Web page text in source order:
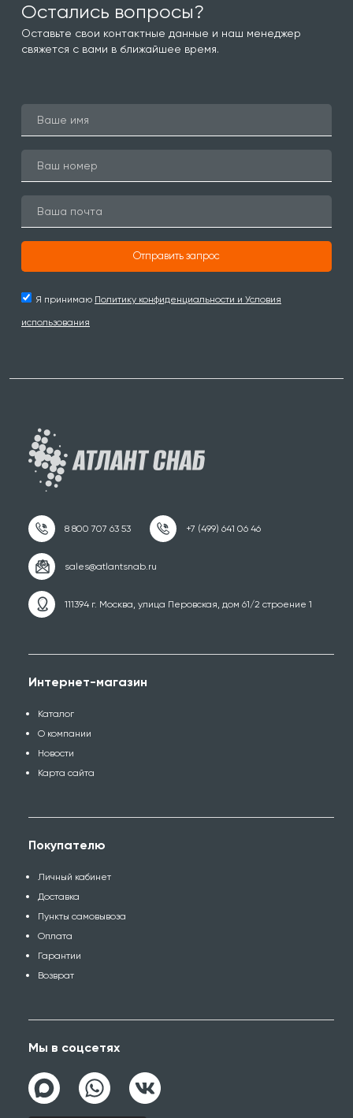
Остались вопросы?
Оставьте свои контактные данные и наш менеджер
свяжется с вами в ближайшее время.
Отправить запрос
Я принимаю Политику конфиденциальности и Условия
использования
111394 г. Москва, улица Перовская, дом 61/2 строение 1
Интернет-магазин
Каталог
О компании
Новости
Карта сайта
Покупателю
Личный кабинет
Доставка
Пункты самовывоза
Оплата
Гарантии
Возврат
Мы в соцсетях